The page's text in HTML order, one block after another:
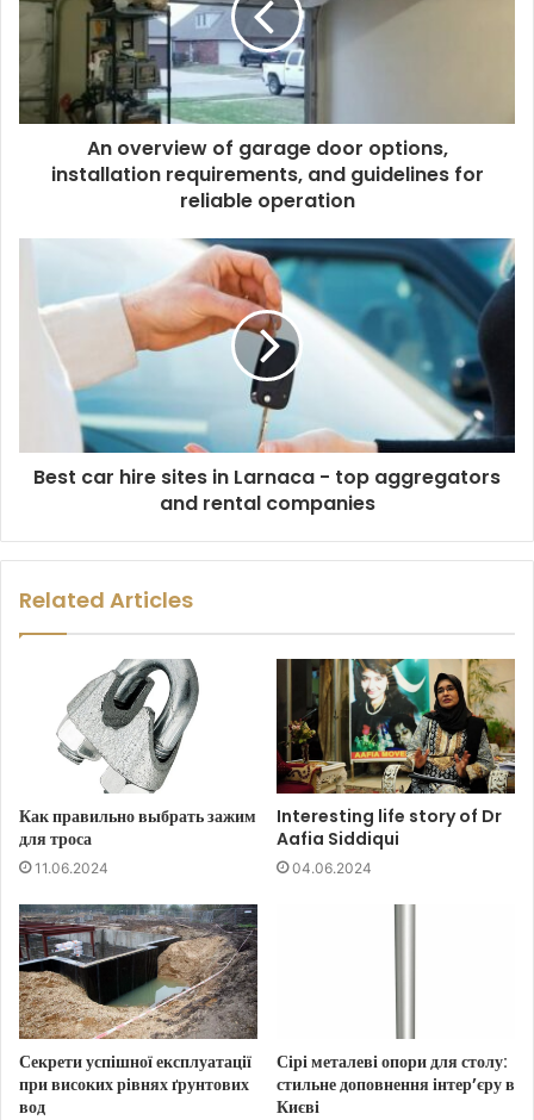
An overview of garage door options,
installation requirements, and guidelines for
reliable operation
Best car hire sites in Larnaca - top aggregators
and rental companies
Related Articles
Как правильно выбрать зажим
для троса
11.06.2024
Interesting life story of Dr
Aafia Siddiqui
04.06.2024
Секрети успішної експлуатації
при високих рівнях ґрунтових
вод
Сірі металеві опори для столу:
стильне доповнення інтер’єру в
Києві